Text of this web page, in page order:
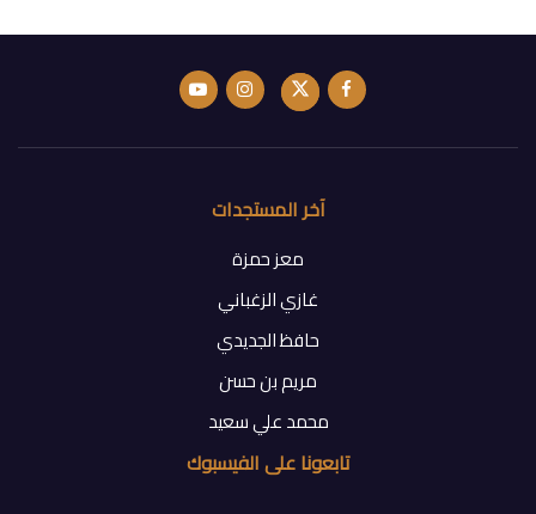
آخر المستجدات
معز حمزة
غازي الزغباني
حافظ الجديدي
مريم بن حسن
محمد علي سعيد
تابعونا على الفيسبوك